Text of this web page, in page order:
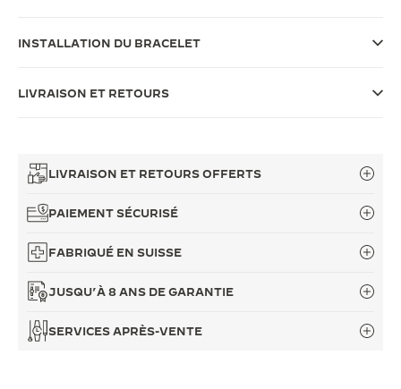
LE PIONNIER DE LA PRÉCISION
INSTALLATION DU BRACELET
LIVRAISON ET RETOURS
LIVRAISON ET RETOURS OFFERTS
PAIEMENT SÉCURISÉ
FABRIQUÉ EN SUISSE
JUSQU’À 8 ANS DE GARANTIE
SERVICES APRÈS-VENTE